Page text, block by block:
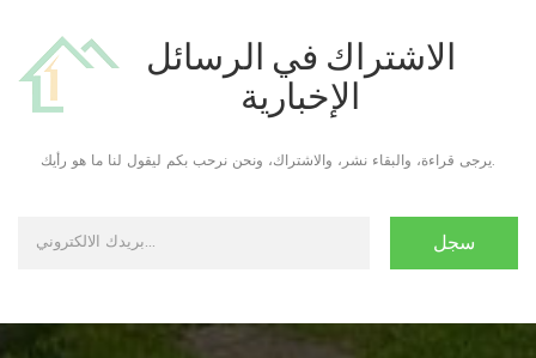
الاشتراك في الرسائل
الإخبارية
يرجى قراءة، والبقاء نشر، والاشتراك، ونحن نرحب بكم ليقول لنا ما هو رأيك.